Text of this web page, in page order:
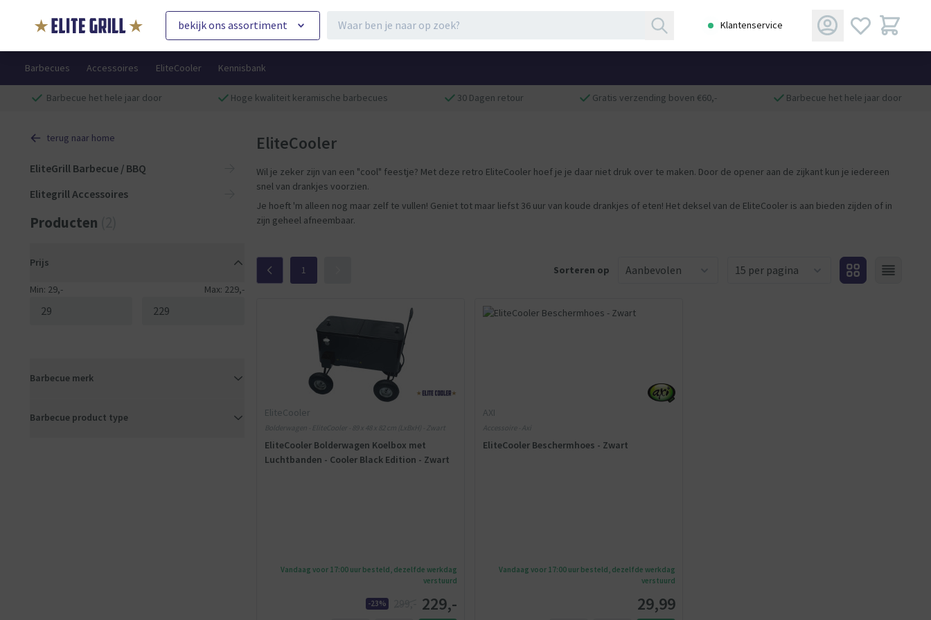
bekijk ons assortiment Klantenservice
Barbecues Accessoires EliteCooler Kennisbank
Barbecue het hele jaar door Hoge kwaliteit keramische barbecues 30 Dagen retour Gratis verzending boven €60,- Barbecue het hele jaar door
terug naar home
EliteGrill Barbecue / BBQ
Elitegrill Accessoires
Producten
Prijs
Min: 29,- Max: 229,-
Barbecue merk
Barbecue product type
EliteCooler
Wil je zeker zijn van een "cool" feestje? Met deze retro EliteCooler hoef je je daar niet druk over te maken. Door de opener aan de zijkant kun je iedereen
snel van drankjes voorzien.
Je hoeft 'm alleen nog maar zelf te vullen! Geniet tot maar liefst 36 uur van koude drankjes of eten! Het deksel van de EliteCooler is aan bieden zijden of in
zijn geheel afneembaar.
1 Sorteren op
EliteCooler
Bolderwagen - EliteCooler - 89 x 48 x 82 cm (LxBxH) - Zwart
EliteCooler Bolderwagen Koelbox met
Luchtbanden - Cooler Black Edition - Zwart
Vandaag voor 17:00 uur besteld, dezelfde werkdag
verstuurd
-23% 229,-
AXI
Accessoire - Axi
EliteCooler Beschermhoes - Zwart
Vandaag voor 17:00 uur besteld, dezelfde werkdag
verstuurd
29,99